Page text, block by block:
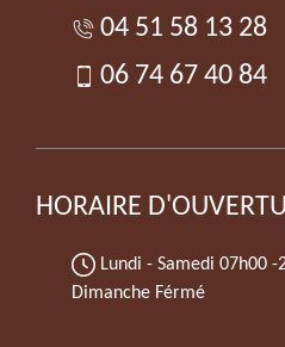
04 51 58 13 28
06 74 67 40 84
HORAIRE
Lundi - Samedi 07h00 -
Dimanche Férmé